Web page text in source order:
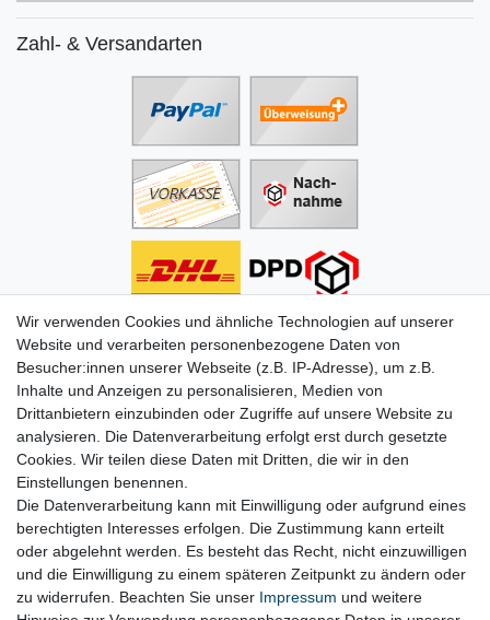
Zahl- & Versandarten
Informationen
Zahlung
Versand & Lieferung
Batterien & Pfand
Altölverordnung
Infos zum Elektrogesetz
ODR-Verordnung
FAQs
Hilfe
Kontakt
Mein Konto
Wir verwenden Cookies und ähnliche Technologien auf unserer
Website und verarbeiten personenbezogene Daten von
Besucher:innen unserer Webseite (z.B. IP-Adresse), um z.B.
Inhalte und Anzeigen zu personalisieren, Medien von
Drittanbietern einzubinden oder Zugriffe auf unsere Website zu
analysieren. Die Datenverarbeitung erfolgt erst durch gesetzte
Cookies. Wir teilen diese Daten mit Dritten, die wir in den
Einstellungen benennen.
Die Datenverarbeitung kann mit Einwilligung oder aufgrund eines
berechtigten Interesses erfolgen. Die Zustimmung kann erteilt
oder abgelehnt werden. Es besteht das Recht, nicht einzuwilligen
und die Einwilligung zu einem späteren Zeitpunkt zu ändern oder
zu widerrufen. Beachten Sie unser Impressum und weitere